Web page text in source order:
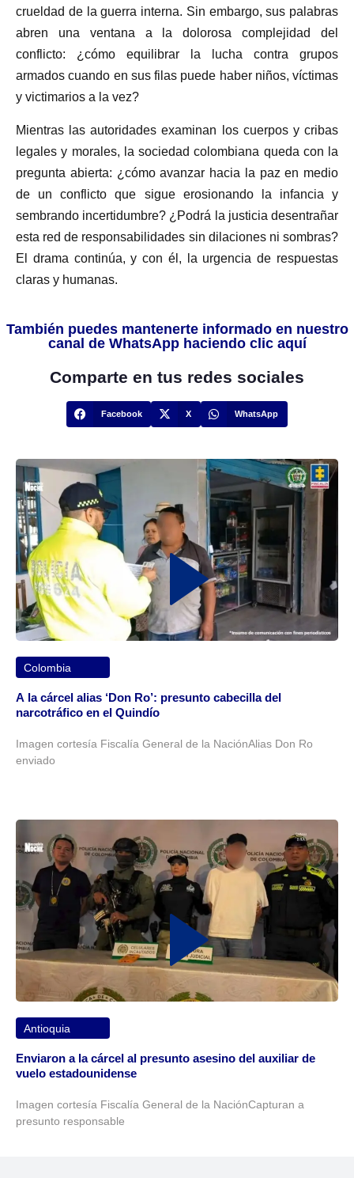
crueldad de la guerra interna. Sin embargo, sus palabras
abren una ventana a la dolorosa complejidad del
conflicto: ¿cómo equilibrar la lucha contra grupos
armados cuando en sus filas puede haber niños, víctimas
y victimarios a la vez?
Mientras las autoridades examinan los cuerpos y cribas
legales y morales, la sociedad colombiana queda con la
pregunta abierta: ¿cómo avanzar hacia la paz en medio
de un conflicto que sigue erosionando la infancia y
sembrando incertidumbre? ¿Podrá la justicia desentrañar
esta red de responsabilidades sin dilaciones ni sombras?
El drama continúa, y con él, la urgencia de respuestas
claras y humanas.
También puedes mantenerte informado en nuestro
canal de WhatsApp haciendo clic aquí
Comparte en tus redes sociales
Facebook X WhatsApp
Colombia
A la cárcel alias ‘Don Ro’: presunto cabecilla del
narcotráfico en el Quindío
Imagen cortesía Fiscalía General de la NaciónAlias Don Ro
enviado
Antioquia
Enviaron a la cárcel al presunto asesino del auxiliar de
vuelo estadounidense
Imagen cortesía Fiscalía General de la NaciónCapturan a
presunto responsable